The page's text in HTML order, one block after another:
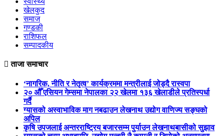
खेलकुद
समाज
गण्डकी
राशिफल
सम्पादकीय
ताजा समाचार
‘नागरिक, नीति र नेतृत्व’ कार्यक्रममा मन्त्रीलाई जोड्दै रास्वपा
२० औँ एसियन गेम्समा नेपालका २२ खेलमा १३६ खेलाडीले प्रतिस्पर्धा
गर्दै
ग्यासको अस्वाभाविक माग नबढाउन लेखनाथ उद्योग वाणिज्य सङ्घको
अपिल
कृषि उपजलाई अन्तरराष्ट्रिय बजारसम्म पुर्याउन लेखनाथबासीको सुझाव